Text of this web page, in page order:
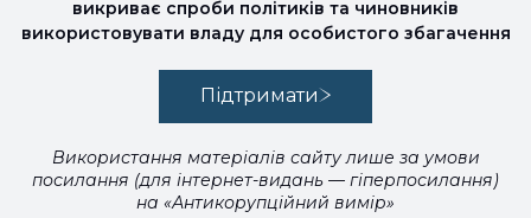
викриває спроби політиків та чиновників
використовувати владу для особистого збагачення
Підтримати
Використання матеріалів сайту лише за умови
посилання (для інтернет-видань — гіперпосилання)
на «Антикорупційний вимір»